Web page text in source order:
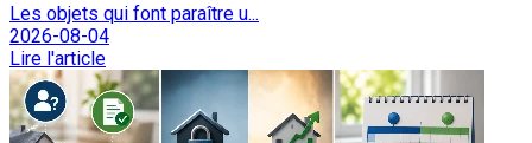
Les objets qui font paraître u...
2026-08-04
Lire l'article